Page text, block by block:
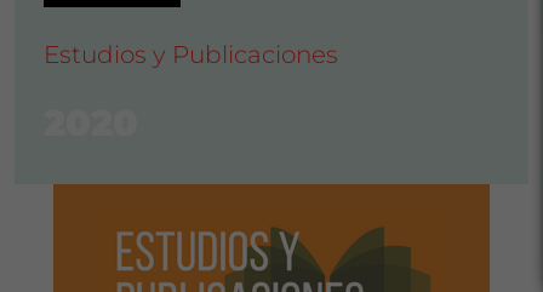
Estudios y Publicaciones